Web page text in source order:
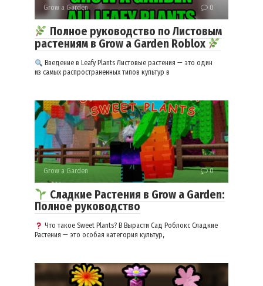
Grow a Garden 0
Полное руководство по Листовым
растениям в Grow a Garden Roblox
Введение в Leafy Plants Листовые растения — это один
из самых распространенных типов культур в
Grow a Garden 0
Сладкие Растения в Grow a Garden:
Полное руководство
Что такое Sweet Plants? В Вырасти Сад Роблокс Сладкие
Растения — это особая категория культур,